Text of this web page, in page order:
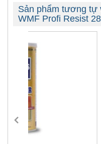
Sản phẩm tương tự
WMF Profi Resist